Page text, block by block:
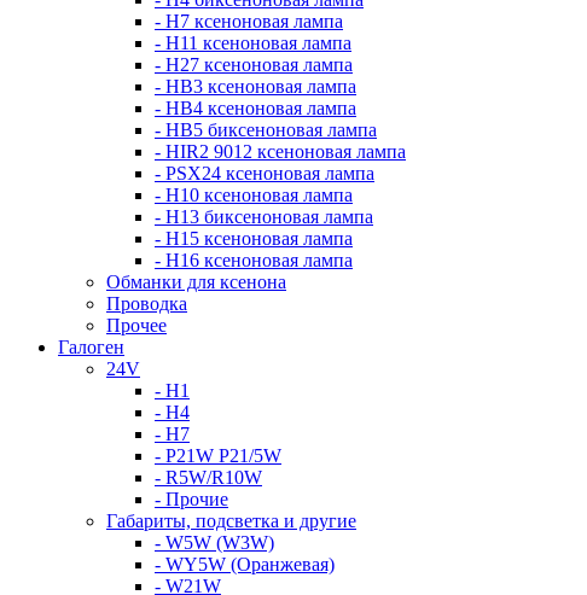
- H7 ксеноновая лампа
- H11 ксеноновая лампа
- H27 ксеноновая лампа
- HB3 ксеноновая лампа
- HB4 ксеноновая лампа
- HB5 биксеноновая лампа
- HIR2 9012 ксеноновая лампа
- PSX24 ксеноновая лампа
- H10 ксеноновая лампа
- H13 биксеноновая лампа
- H15 ксеноновая лампа
- H16 ксеноновая лампа
Обманки для ксенона
Проводка
Прочее
Галоген
24V
- H1
- H4
- H7
- P21W P21/5W
- R5W/R10W
- Прочие
Габариты, подсветка и другие
- W5W (W3W)
- WY5W (Оранжевая)
- W21W